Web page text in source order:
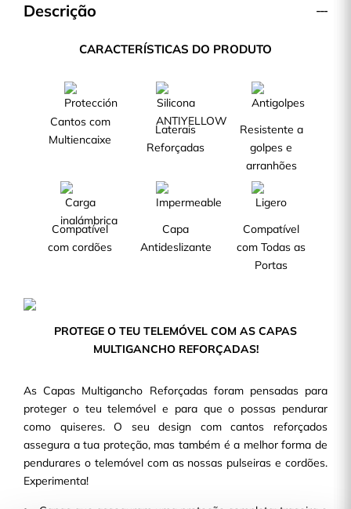
Descrição
CARACTERÍSTICAS DO PRODUTO
Cantos com
Multiencaixe
Laterais
Reforçadas
Resistente a
golpes e
arranhões
Compatível
com cordões
Capa
Antideslizante
Compatível
com Todas as
Portas
PROTEGE O TEU TELEMÓVEL COM AS CAPAS
MULTIGANCHO REFORÇADAS!
As Capas Multigancho Reforçadas foram pensadas para
proteger o teu telemóvel e para que o possas pendurar
como quiseres. O seu design com cantos reforçados
assegura a tua proteção, mas também é a melhor forma de
pendurares o telemóvel com as nossas pulseiras e cordões.
Experimenta!